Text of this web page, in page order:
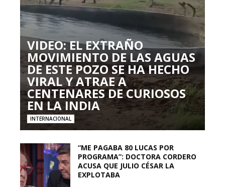
VIDEO: EL EXTRAÑO
MOVIMIENTO DE LAS AGUAS
DE ESTE POZO SE HA HECHO
VIRAL Y ATRAE A
CENTENARES DE CURIOSOS
EN LA INDIA
INTERNACIONAL
“ME PAGABA 80 LUCAS POR
PROGRAMA”: DOCTORA CORDERO
ACUSA QUE JULIO CÉSAR LA
EXPLOTABA